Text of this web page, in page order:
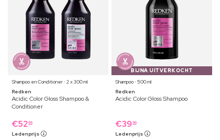
Shampoo en Conditioner ⋅ 2 x 300 ml
Redken
Acidic Color Gloss Shampoo &
Conditioner
€52 69
Ledenprijs
BIJNA UITVERKOCHT
Shampoo ⋅ 500 ml
Redken
Acidic Color Gloss Shampoo
€39 99
Ledenprijs